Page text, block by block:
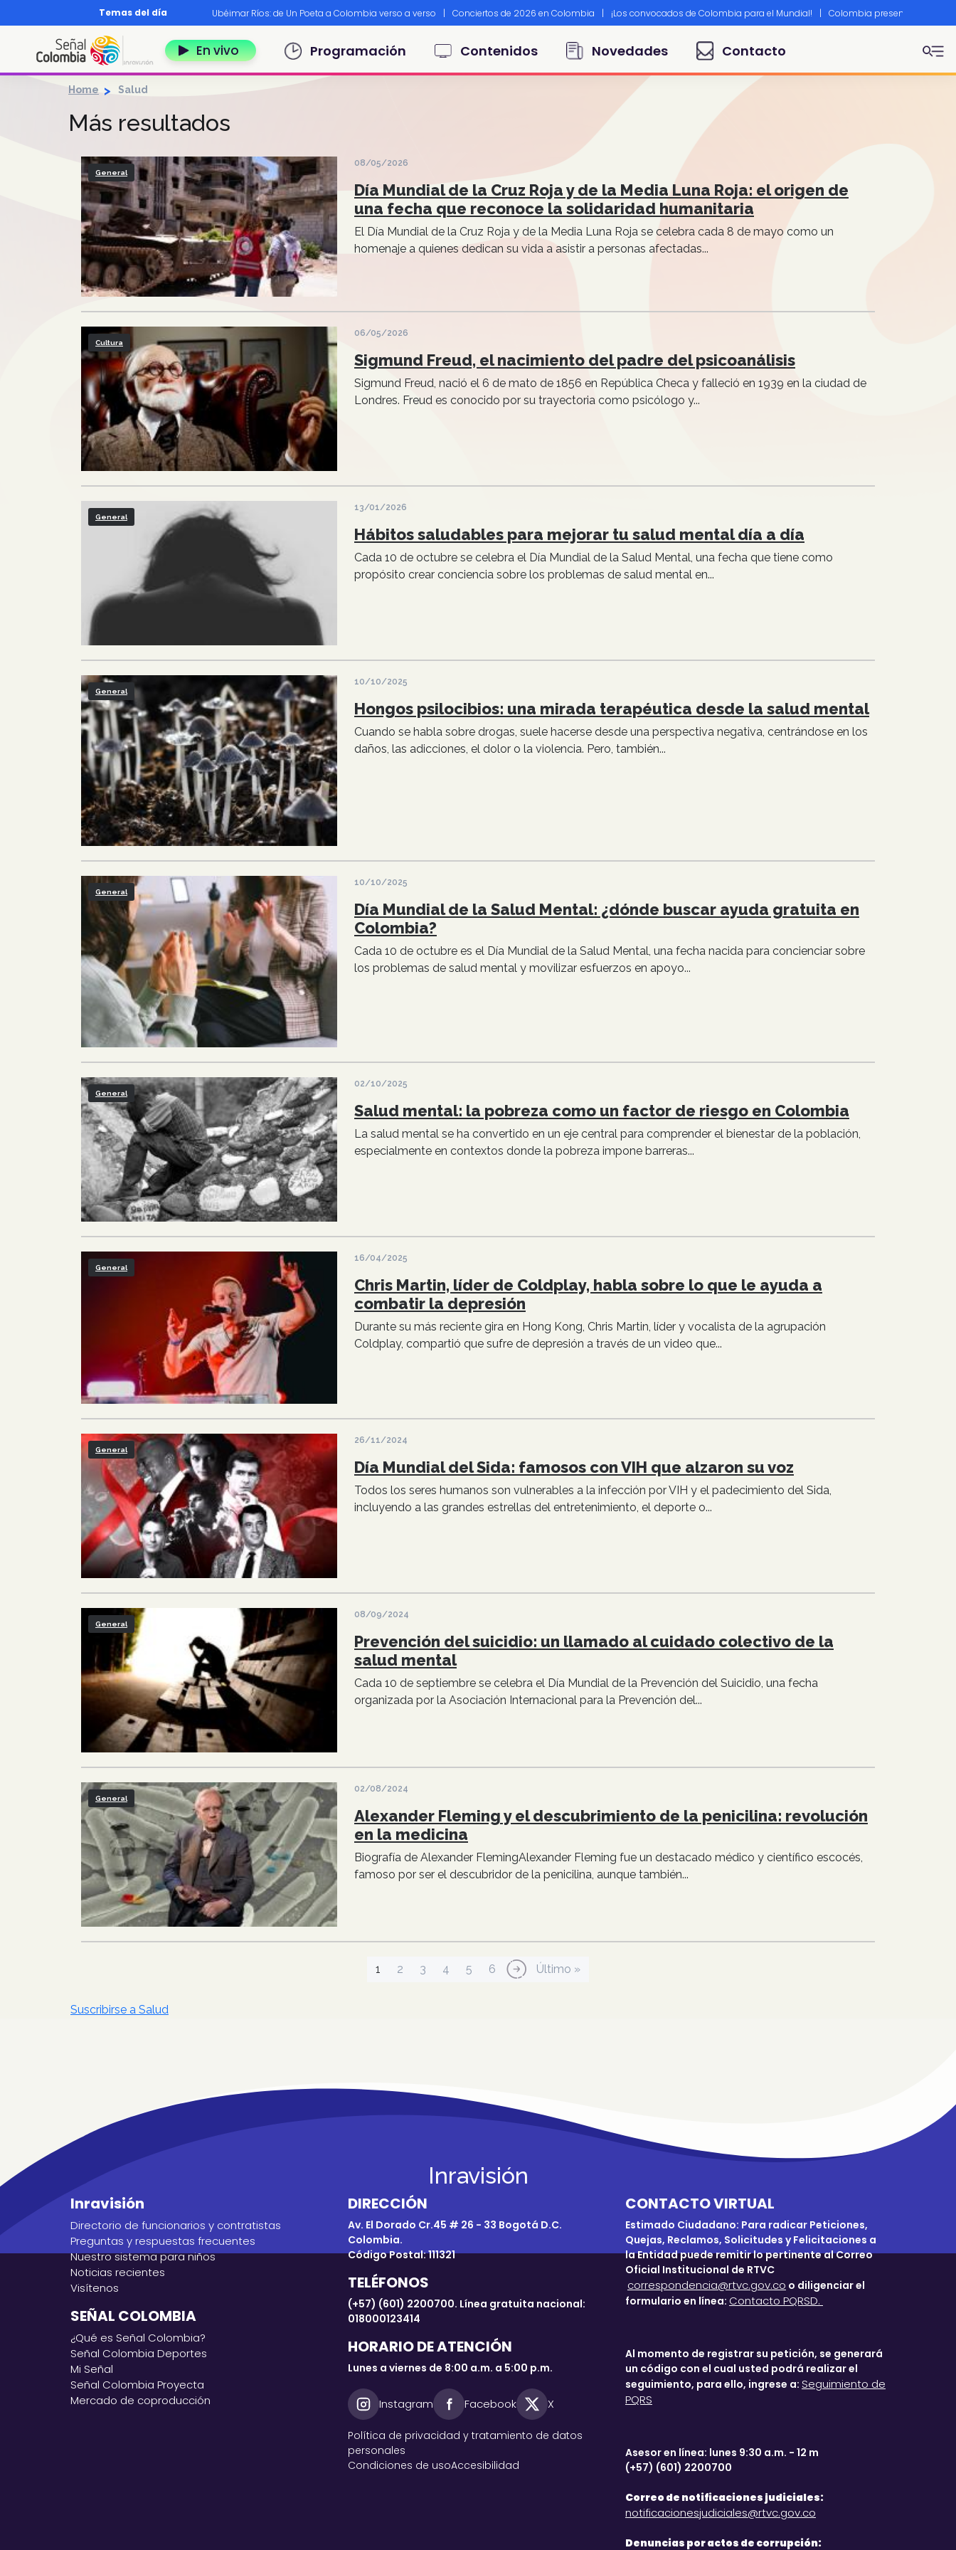
Pasar al contenido principal
Temas del día
Diccionario nariñense | Murió Leo Dan Ubéimar Ríos: de Un Poeta a Colombia verso a verso | Conciertos de 2026 en Colombia | ¡Los convocados de Colombia para el Mundial! | Colombia presente en
En vivo Navegación principalProgramación Contenidos Novedades Contacto
Home Salud
Más resultados
General
08/05/2026
Día Mundial de la Cruz Roja y de la Media Luna Roja: el origen de
una fecha que reconoce la solidaridad humanitaria
El Día Mundial de la Cruz Roja y de la Media Luna Roja se celebra cada 8 de mayo como un
homenaje a quienes dedican su vida a asistir a personas afectadas...
Cultura
06/05/2026
Sigmund Freud, el nacimiento del padre del psicoanálisis
Sigmund Freud, nació el 6 de mato de 1856 en República Checa y falleció en 1939 en la ciudad de
Londres. Freud es conocido por su trayectoria como psicólogo y...
General
13/01/2026
Hábitos saludables para mejorar tu salud mental día a día
Cada 10 de octubre se celebra el Día Mundial de la Salud Mental, una fecha que tiene como
propósito crear conciencia sobre los problemas de salud mental en...
General
10/10/2025
Hongos psilocibios: una mirada terapéutica desde la salud mental
Cuando se habla sobre drogas, suele hacerse desde una perspectiva negativa, centrándose en los
daños, las adicciones, el dolor o la violencia. Pero, también...
General
10/10/2025
Día Mundial de la Salud Mental: ¿dónde buscar ayuda gratuita en
Colombia?
Cada 10 de octubre es el Día Mundial de la Salud Mental, una fecha nacida para concienciar sobre
los problemas de salud mental y movilizar esfuerzos en apoyo...
General
02/10/2025
Salud mental: la pobreza como un factor de riesgo en Colombia
La salud mental se ha convertido en un eje central para comprender el bienestar de la población,
especialmente en contextos donde la pobreza impone barreras...
General
16/04/2025
Chris Martin, líder de Coldplay, habla sobre lo que le ayuda a
combatir la depresión
Durante su más reciente gira en Hong Kong, Chris Martin, líder y vocalista de la agrupación
Coldplay, compartió que sufre de depresión a través de un video que...
General
26/11/2024
Día Mundial del Sida: famosos con VIH que alzaron su voz
Todos los seres humanos son vulnerables a la infección por VIH y el padecimiento del Sida,
incluyendo a las grandes estrellas del entretenimiento, el deporte o...
General
08/09/2024
Prevención del suicidio: un llamado al cuidado colectivo de la
salud mental
Cada 10 de septiembre se celebra el Día Mundial de la Prevención del Suicidio, una fecha
organizada por la Asociación Internacional para la Prevención del...
General
02/08/2024
Alexander Fleming y el descubrimiento de la penicilina: revolución
en la medicina
Biografía de Alexander FlemingAlexander Fleming fue un destacado médico y científico escocés,
famoso por ser el descubridor de la penicilina, aunque también...
Página actual
1 Página
2 Página
3 Página
4 Página
5 Página
6 Siguiente página
›› Última página
Último »
Suscribirse a Salud
Inravisión
Inravisión
Directorio de funcionarios y contratistas
Preguntas y respuestas frecuentes
Nuestro sistema para niños
Noticias recientes
Visítenos
SEÑAL COLOMBIA
¿Qué es Señal Colombia?
Señal Colombia Deportes
Mi Señal
Señal Colombia Proyecta
Mercado de coproducción
DIRECCIÓN
Av. El Dorado Cr.45 # 26 - 33 Bogotá D.C.
Colombia.
Código Postal: 111321
TELÉFONOS
(+57) (601) 2200700. Línea gratuita nacional:
018000123414
HORARIO DE ATENCIÓN
Lunes a viernes de 8:00 a.m. a 5:00 p.m.
Instagram Facebook X
Política de privacidad y tratamiento de datos
personales
Condiciones de usoAccesibilidad
CONTACTO VIRTUAL
Estimado Ciudadano: Para radicar Peticiones,
Quejas, Reclamos, Solicitudes y Felicitaciones a
la Entidad puede remitir lo pertinente al Correo
Oficial Institucional de RTVC
correspondencia@rtvc.gov.co o diligenciar el
formulario en línea: Contacto PQRSD.
Al momento de registrar su petición, se generará
un código con el cual usted podrá realizar el
seguimiento, para ello, ingrese a: Seguimiento de
PQRS
Asesor en línea: lunes 9:30 a.m. - 12 m
(+57) (601) 2200700
Correo de notificaciones judiciales:
notificacionesjudiciales@rtvc.gov.co
Denuncias por actos de corrupción: